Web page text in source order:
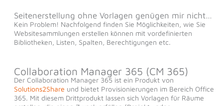
Seitenerstellung ohne Vorlagen genügen mir nicht…
Kein Problem! Nachfolgend finden Sie Möglichkeiten, wie Sie
Websitesammlungen erstellen können mit vordefinierten
Bibliotheken, Listen, Spalten, Berechtigungen etc.
Collaboration Manager 365 (CM 365)
Der Collaboration Manager 365 ist ein Produkt von
Solutions2Share und bietet Provisionierungen im Bereich Office
365. Mit diesem Drittprodukt lassen sich Vorlagen für Räume